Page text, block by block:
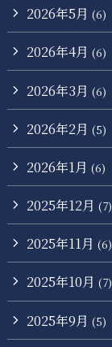
2026年5月 (6)
2026年4月 (6)
2026年3月 (6)
2026年2月 (5)
2026年1月 (6)
2025年12月 (7)
2025年11月 (6)
2025年10月 (7)
2025年9月 (5)